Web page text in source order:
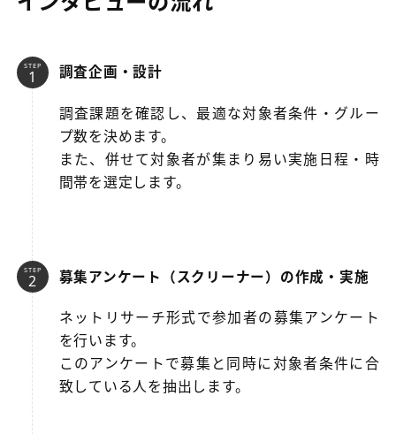
STEP 調査企画・設計
調査課題を確認し、最適な対象者条件・グルー
プ数を決めます。
また、併せて対象者が集まり易い実施日程・時
間帯を選定します。
STEP 募集アンケート（スクリーナー）の作成・実施
ネットリサーチ形式で参加者の募集アンケート
を行います。
このアンケートで募集と同時に対象者条件に合
致している人を抽出します。